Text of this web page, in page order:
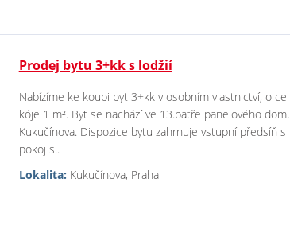
Prodej bytu 3+kk s lodžií
Nabízíme ke koupi byt 3+kk v osobním vlastnictví, o
kóje 1 m². Byt se nachází ve 13.patře panelového
Kukučínova. Dispozice bytu zahrnuje vstupní předsíň
pokoj s..
Lokalita: Kukučínova, Praha